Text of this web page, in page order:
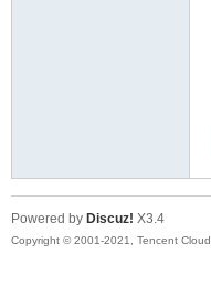
Powered by Discuz! X3.4
Copyright © 2001-2021, Tencent Cloud.